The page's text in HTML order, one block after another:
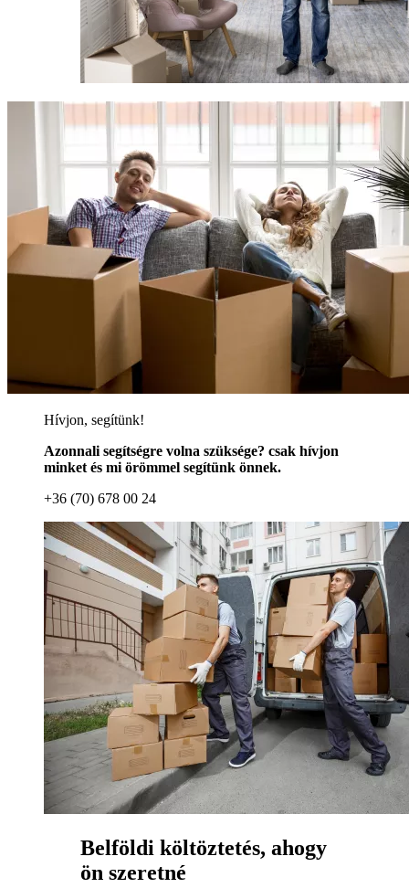
Hívjon, segítünk!
Azonnali segítségre volna szüksége? csak hívjon
minket és mi örömmel segítünk önnek.
+36 (70) 678 00 24
Belföldi költöztetés, ahogy
ön szeretné